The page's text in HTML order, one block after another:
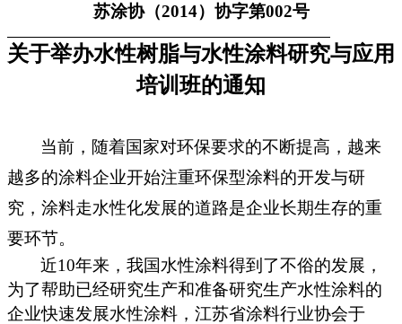
苏涂协（2014）协字第002号
关于举办水性树脂与水性涂料研究与应用
培训班的通知
当前，随着国家对环保要求的不断提高，越来
越多的涂料企业开始注重环保型涂料的开发与研
究，涂料走水性化发展的道路是企业长期生存的重
要环节。
近10年来，我国水性涂料得到了不俗的发展，
为了帮助已经研究生产和准备研究生产水性涂料的
企业快速发展水性涂料，江苏省涂料行业协会于